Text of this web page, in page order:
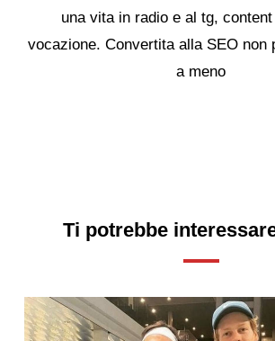
una vita in radio e al tg,
vocazione. Convertita alla SEO non
a meno
Ti potrebbe